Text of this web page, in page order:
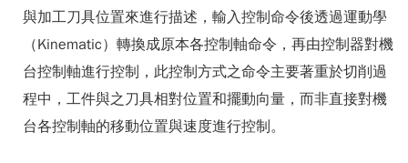
與加工刀具位置來進行描述，輸入控制命令後透過運動學
（Kinematic）轉換成原本各控制軸命令，再由控制器對機
台控制軸進行控制，此控制方式之命令主要著重於切削過
程中，工件與之刀具相對位置和擺動向量，而非直接對機
台各控制軸的移動位置與速度進行控制。